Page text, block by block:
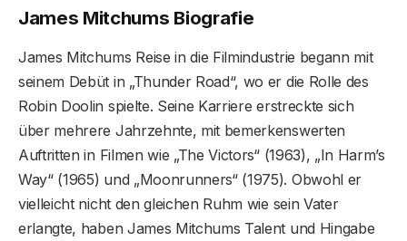
James Mitchums Biografie
James Mitchums Reise in die Filmindustrie begann mit
seinem Debüt in „Thunder Road“, wo er die Rolle des
Robin Doolin spielte. Seine Karriere erstreckte sich
über mehrere Jahrzehnte, mit bemerkenswerten
Auftritten in Filmen wie „The Victors“ (1963), „In Harm’s
Way“ (1965) und „Moonrunners“ (1975). Obwohl er
vielleicht nicht den gleichen Ruhm wie sein Vater
erlangte, haben James Mitchums Talent und Hingabe